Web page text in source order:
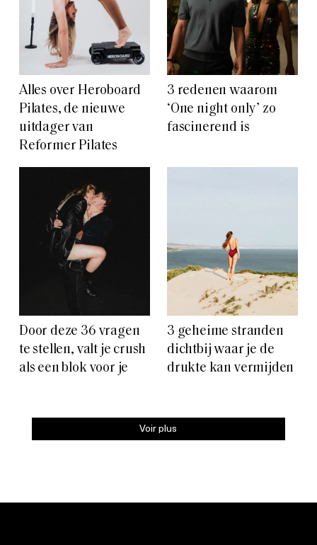
Alles over Heroboard
Pilates, de nieuwe
uitdager van
Reformer Pilates
3 redenen waarom
‘One night only’ zo
fascinerend is
Door deze 36 vragen
te stellen, valt je crush
als een blok voor je
3 geheime stranden
dichtbij waar je de
drukte kan vermijden
Voir plus